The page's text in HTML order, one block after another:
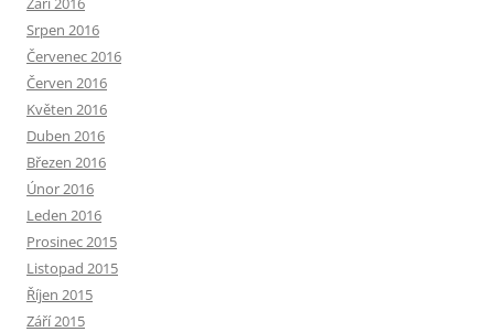
Srpen 2016
Červenec 2016
Červen 2016
Květen 2016
Duben 2016
Březen 2016
Únor 2016
Leden 2016
Prosinec 2015
Listopad 2015
Říjen 2015
Září 2015